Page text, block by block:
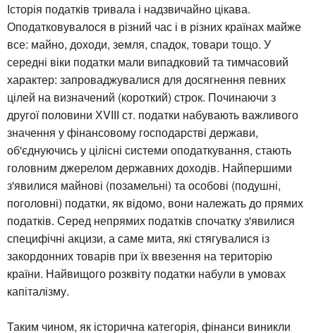
Історія податків тривала і надзвичайно цікава.
Оподатковувалося в різний час і в різних країнах майже
все: майно, доходи, земля, спадок, товари тощо. У
середні віки податки мали випадковий та тимчасовий
характер: запроваджувалися для досягнення певних
цілей на визначений (короткий) строк. Починаючи з
другої половини ХVІІІ ст. податки набувають важливого
значення у фінансовому господарстві держави,
об'єднуючись у цілісні системи оподаткування, стають
головним джерелом державних доходів. Найпершими
з'явилися майнові (позамельні) та особові (подушні,
поголовні) податки, як відомо, вони належать до прямих
податків. Серед непрямих податків спочатку з'явилися
специфічні акцизи, а саме мита, які стягувалися із
закордонних товарів при їх ввезення на територію
країни. Найвищого розквіту податки набули в умовах
капіталізму.
Таким чином, як історична категорія, фінанси виникли